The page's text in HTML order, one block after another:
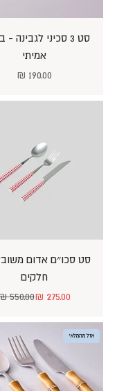
סט 3 סכיני לגבינה
אמיתי
מחיר מבצע
190.00 ₪
חלקים
מחיר מבצע
275.00 ₪ מחיר
550.00 ₪
אזל מהמלאי